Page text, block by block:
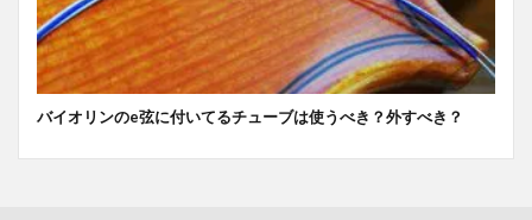
バイオリンのe弦に付いてるチューブは使うべき？外すべき？